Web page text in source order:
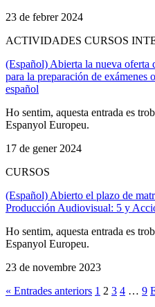
23 de febrer 2024
ACTIVIDADES CURSOS
(Español) Abierta la nueva oferta
para la preparación de
español
Ho sentim, aquesta entrada es
Espanyol Europeu.
17 de gener 2024
CURSOS
(Español) Abierto el plazo de
Producción Audiovisual: 5 y
Ho sentim, aquesta entrada es
Espanyol Europeu.
23 de novembre 2023
« Entrades anteriors 1 2 3 4 … 9